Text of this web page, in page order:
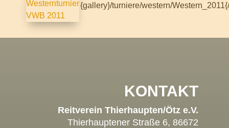
{gallery}/turniere/western/
KONTAKT
Reitverein Thierhaupten/Ötz e.V.
Thierhauptener Straße 6, 86672